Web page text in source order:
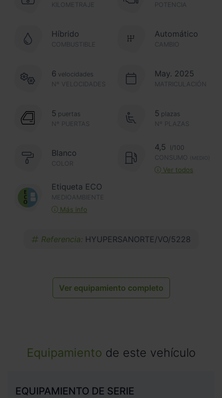
KILOMETRAJE
POTENCIA
Híbrido
COMBUSTIBLE CAMBIO
Automático
Nº VELOCIDADES
6 velocidades May. 2025
MATRICULACIÓN
Nº PUERTAS
5 puertas
Nº PLAZAS
5 plazas
Blanco
COLOR
4,5
l/100
CONSUMO
(MEDIO)
Ver todos
Etiqueta ECO
MEDIOAMBIENTE
Más info
Referencia: HYUPERSANORTE/VO/5228
Ver equipamiento completo
Equipamiento de este vehículo
EQUIPAMIENTO DE SERIE